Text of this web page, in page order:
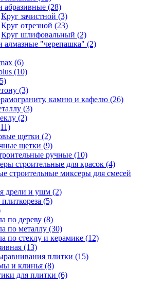
абразивные (28)
Круг зачистной (3)
Круг отрезной (23)
Круг шлифовальный (2)
алмазные "черепашка" (2)
(6)
(10)
(3)
камню и кафелю (26)
(3)
(2)
щетки (2)
щетки (9)
ручные (10)
строительные для красок (4)
строительные миксеры для смесей
дрели и ушм (2)
(5)
по дереву (8)
по металлу (30)
по стеклу и керамике (12)
(13)
плитки (15)
и клинья (8)
для плитки (6)